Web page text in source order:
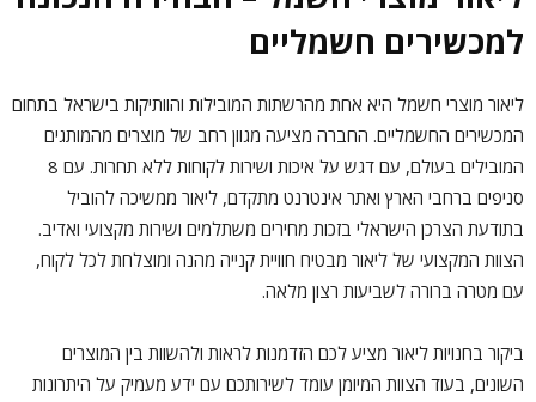
למכשירים חשמליים
ליאור מוצרי חשמל היא אחת מהרשתות המובילות והוותיקות בישראל בתחום
המכשירים החשמליים. החברה מציעה מגוון רחב של מוצרים מהמותגים
המובילים בעולם, עם דגש על איכות ושירות לקוחות ללא תחרות. עם 8
סניפים ברחבי הארץ ואתר אינטרנט מתקדם, ליאור ממשיכה להוביל
בתודעת הצרכן הישראלי בזכות מחירים משתלמים ושירות מקצועי ואדיב.
הצוות המקצועי של ליאור מבטיח חוויית קנייה מהנה ומוצלחת לכל לקוח,
עם מטרה ברורה לשביעות רצון מלאה.
ביקור בחנויות ליאור מציע לכם הזדמנות לראות ולהשוות בין המוצרים
השונים, בעוד הצוות המיומן עומד לשירותכם עם ידע מעמיק על היתרונות